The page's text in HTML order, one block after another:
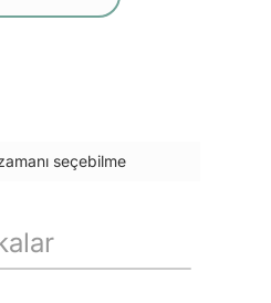
seçebilme